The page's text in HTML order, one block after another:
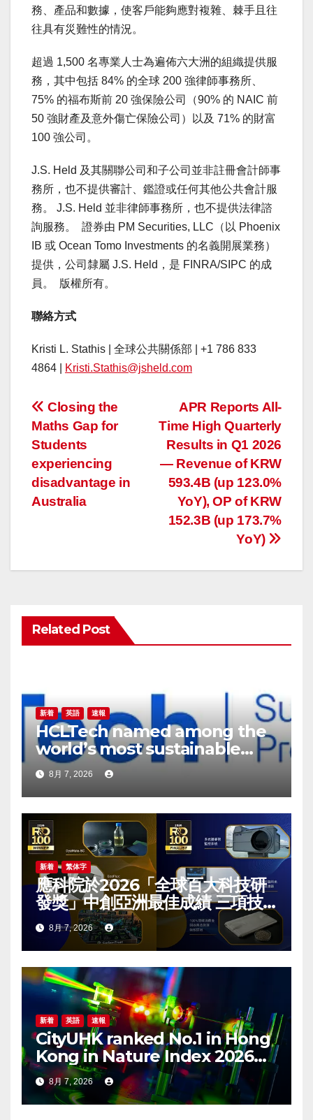
務、產品和數據，使客戶能夠應對複雜、棘手且往
往具有災難性的情況。
超過 1,500 名專業人士為遍佈六大洲的組織提供服
務，其中包括 84% 的全球 200 強律師事務所、
75% 的福布斯前 20 強保險公司（90% 的 NAIC 前
50 強財產及意外傷亡保險公司）以及 71% 的財富
100 強公司。
J.S. Held 及其關聯公司和子公司並非註冊會計師事
務所，也不提供審計、鑑證或任何其他公共會計服
務。 J.S. Held 並非律師事務所，也不提供法律諮
詢服務。 證券由 PM Securities, LLC（以 Phoenix
IB 或 Ocean Tomo Investments 的名義開展業務）
提供，公司隸屬 J.S. Held，是 FINRA/SIPC 的成
員。 版權所有。
聯絡方式
Kristi L. Stathis | 全球公共關係部 | +1 786 833
4864 |
Kristi.Stathis@jsheld.com
投
稿
ナ
ビ
ョ
ン
APR Reports All-
Time High Quarterly
Results in Q1 2026
— Revenue of KRW
593.4B (up 123.0%
YoY), OP of KRW
152.3B (up 173.7%
YoY)
Closing the
Maths Gap for
Students
experiencing
disadvantage in
Australia
Related Post
新着 英語 速報
HCLTech named among the
world’s most sustainable
companies by TIME
magazine
8月 7, 2026
新着 繁体字
應科院於2026「全球百大科技研
發獎」中創亞洲最佳成績 三項技
術榮膺全球百大創新獎項
8月 7, 2026
新着 英語 速報
CityUHK ranked No.1 in Hong
Kong in Nature Index 2026
Nanoscience and
Nanotechnology
Supplement
8月 7, 2026